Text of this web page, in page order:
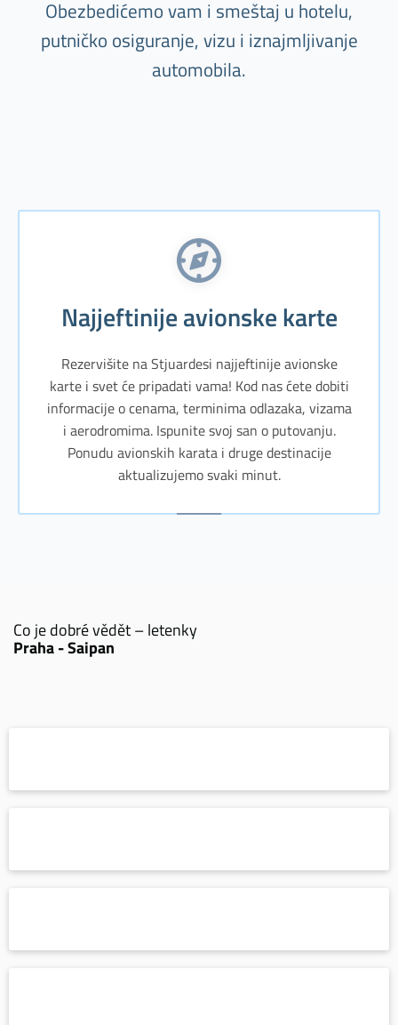
Obezbedićemo vam i smeštaj u hotelu,
putničko osiguranje, vizu i iznajmljivanje
automobila.
Najjeftinije avionske karte
Rezervišite na Stjuardesi najjeftinije avionske
karte i svet će pripadati vama! Kod nas ćete dobiti
informacije o cenama, terminima odlazaka, vizama
i aerodromima. Ispunite svoj san o putovanju.
Ponudu avionskih karata i druge destinacije
aktualizujemo svaki minut.
Co je dobré vědět – letenky
Praha - Saipan